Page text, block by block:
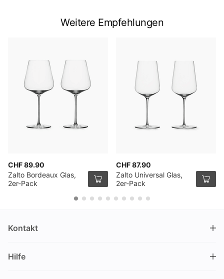
Weitere Empfehlungen
CHF 89.90
Zalto Bordeaux Glas,
2er-Pack
CHF 87.90
Zalto Universal Glas,
2er-Pack
Kontakt
Nüschelerstrasse 35
Hilfe